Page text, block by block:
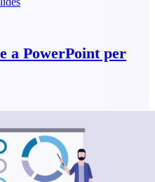
a PowerPoint per